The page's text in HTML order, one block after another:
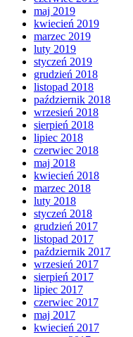
maj 2019
kwiecień 2019
marzec 2019
luty 2019
styczeń 2019
grudzień 2018
listopad 2018
październik 2018
wrzesień 2018
sierpień 2018
lipiec 2018
czerwiec 2018
maj 2018
kwiecień 2018
marzec 2018
luty 2018
styczeń 2018
grudzień 2017
listopad 2017
październik 2017
wrzesień 2017
sierpień 2017
lipiec 2017
czerwiec 2017
maj 2017
kwiecień 2017